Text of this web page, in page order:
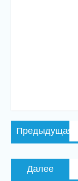
Навигация
по
Предыдущая
Далее